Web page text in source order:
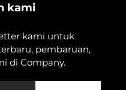
kami
kami untuk
pembaruan,
di Company.